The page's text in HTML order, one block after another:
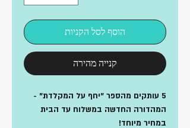
הוסף לסל הקניות
קנייה מהירה
5 עותקים מהספר "יחף על המקלדת" -
המהדורה החדשה במשלוח עד הבית
במחיר מיוחד!